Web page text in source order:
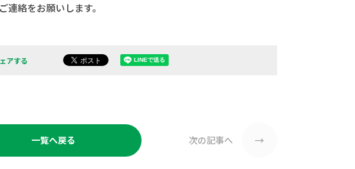
絡をお願いします。
アする
一覧へ戻る 次の記事へ →